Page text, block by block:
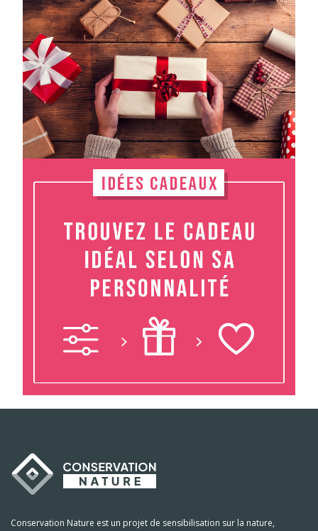
Conservation Nature est un projet de sensibilisation sur la nature,